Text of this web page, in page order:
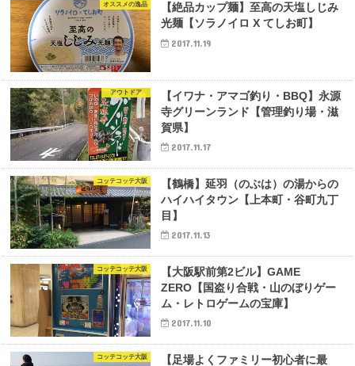
オススメの逸品
【絶品カップ麺】至高の天塩しじみ
光麺【ソラノイロ X てしお町】
2017.11.19
アウトドア
【イワナ・アマゴ釣り・BBQ】永源
寺グリーンランド【管理釣り場・滋
賀県】
2017.11.17
コッテコッテ大阪
【鶴橋】延羽（のぶは）の湯からの
ハイハイタウン【上本町・谷町九丁
目】
2017.11.13
コッテコッテ大阪
【大阪駅前第2ビル】GAME
ZERO【国盗り合戦・山のぼりゲー
ム・レトロゲームの宝庫】
2017.11.10
コッテコッテ大阪
【足場よくファミリー初心者に最